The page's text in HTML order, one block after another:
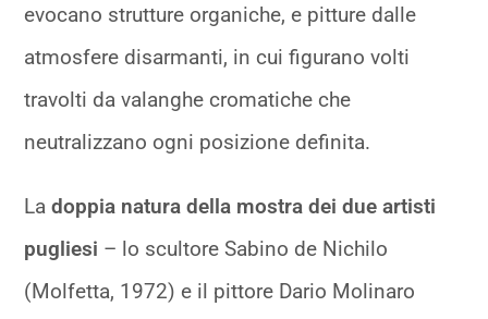
evocano strutture organiche, e pitture dalle
atmosfere disarmanti, in cui figurano volti
travolti da valanghe cromatiche che
neutralizzano ogni posizione definita.
Ladoppia natura della mostra dei due artisti
pugliesi – lo scultore Sabino de Nichilo
(Molfetta, 1972) e il pittore Dario Molinaro